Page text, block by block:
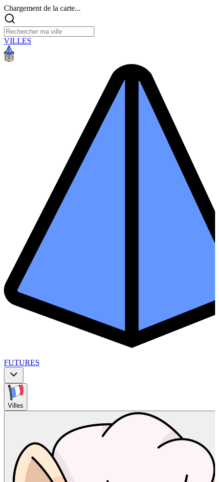
Chargement de la carte...
VILLES
FUTURES
Villes